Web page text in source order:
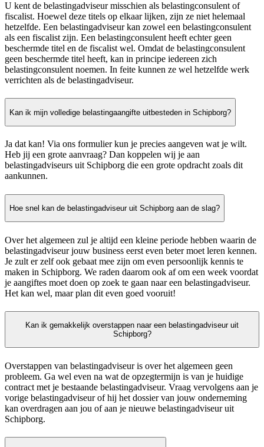
U kent de belastingadviseur misschien als belastingconsulent of
fiscalist. Hoewel deze titels op elkaar lijken, zijn ze niet helemaal
hetzelfde. Een belastingadviseur kan zowel een belastingconsulent
als een fiscalist zijn. Een belastingconsulent heeft echter geen
beschermde titel en de fiscalist wel. Omdat de belastingconsulent
geen beschermde titel heeft, kan in principe iedereen zich
belastingconsulent noemen. In feite kunnen ze wel hetzelfde werk
verrichten als de belastingadviseur.
Kan ik mijn volledige belastingaangifte uitbesteden in Schipborg?
Ja dat kan! Via ons formulier kun je precies aangeven wat je wilt.
Heb jij een grote aanvraag? Dan koppelen wij je aan
belastingadviseurs uit Schipborg die een grote opdracht zoals dit
aankunnen.
Hoe snel kan de belastingadviseur uit Schipborg aan de slag?
Over het algemeen zul je altijd een kleine periode hebben waarin de
belastingadviseur jouw business eerst even beter moet leren kennen.
Je zult er zelf ook gebaat mee zijn om even persoonlijk kennis te
maken in Schipborg. We raden daarom ook af om een week voordat
je aangiftes moet doen op zoek te gaan naar een belastingadviseur.
Het kan wel, maar plan dit even goed vooruit!
Kan ik gemakkelijk overstappen naar een belastingadviseur uit
Schipborg?
Overstappen van belastingadviseur is over het algemeen geen
probleem. Ga wel even na wat de opzegtermijn is van je huidige
contract met je bestaande belastingadviseur. Vraag vervolgens aan je
vorige belastingadviseur of hij het dossier van jouw onderneming
kan overdragen aan jou of aan je nieuwe belastingadviseur uit
Schipborg.